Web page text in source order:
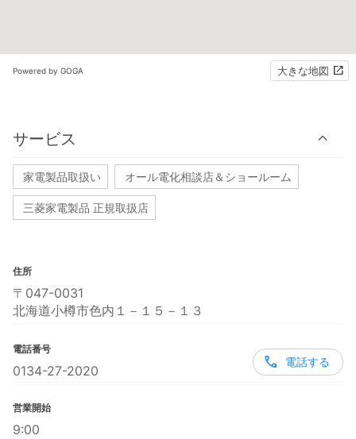
Powered by GOGA 大きな地図
サービス
家電製品取扱い オール電化相談店＆ショールーム
三菱家電製品 正規取扱店
住所
〒047-0031
北海道小樽市色内１－１５－１３
電話番号
0134-27-2020
電話する
営業開始
9:00